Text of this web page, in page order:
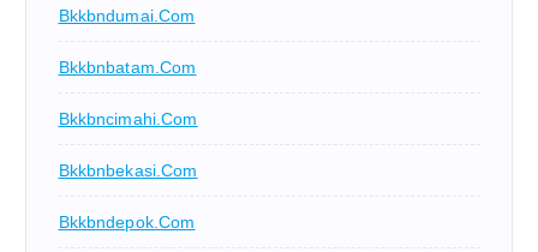
Bkkbndumai.com
Bkkbnbatam.com
Bkkbncimahi.com
Bkkbnbekasi.com
Bkkbndepok.com